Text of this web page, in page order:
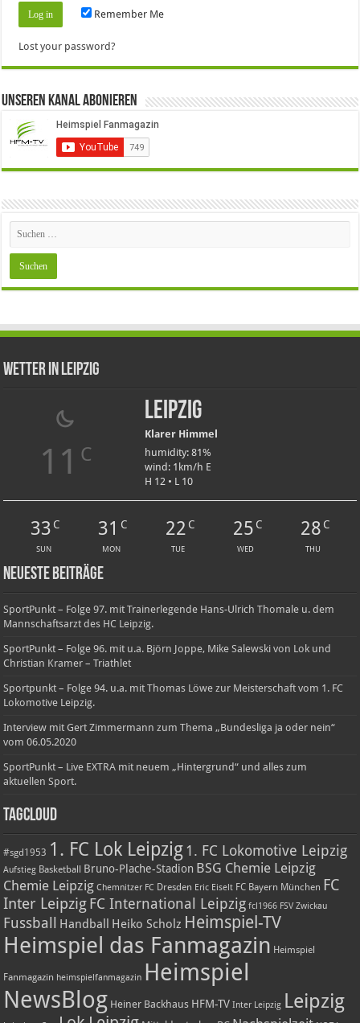
Remember Me
Lost your password?
Unseren Kanal Abonieren
Wetter in Leipzig
11 C
Leipzig
Klarer Himmel
humidity: 81%
wind: 1km/h E
H 12 • L 10
33 C
SUN
31 C
MON
22 C
TUE
25 C
WED
28 C
THU
Neueste Beiträge
SportPunkt – Folge 97. mit Trainerlegende Hans-Ulrich Thomale u. dem
Mannschaftsarzt des HC Leipzig.
SportPunkt – Folge 96. mit u.a. Björn Joppe, Mike Salewski von Lok und
Christian Kramer – Triathlet
Sportpunkt – Folge 94. u.a. mit Thomas Löwe zur Meisterschaft vom 1. FC
Lokomotive Leipzig.
Interview mit Gert Zimmermann zum Thema „Bundesliga ja oder nein“
vom 06.05.2020
SportPunkt – Live EXTRA mit neuem „Hintergrund“ und alles zum
aktuellen Sport.
TagCloud
#sgd1953 1. FC Lok Leipzig 1. FC Lokomotive Leipzig
Aufstieg Basketball Bruno-Plache-Stadion BSG Chemie Leipzig
Chemie Leipzig Chemnitzer FC Dresden Eric Eiselt FC Bayern München FC
Inter LeipzigFC International Leipzig fcl1966 FSV Zwickau
Fussball Handball Heiko Scholz Heimspiel-TV
Heimspiel das Fanmagazin Heimspiel
Fanmagazin heimspielfanmagazin Heimspiel
NewsBlog Heiner Backhaus HFM-TV Inter Leipzig Leipzig